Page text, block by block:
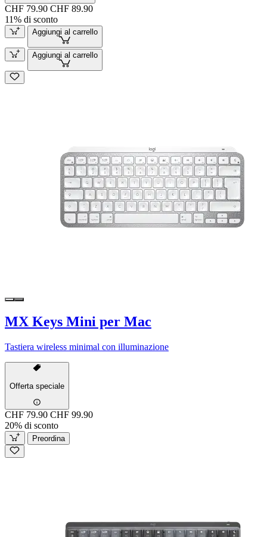
CHF 79.90 CHF 89.90
11% di sconto
Aggiungi al carrello
Aggiungi al carrello
MX Keys Mini per Mac
Tastiera wireless minimal con illuminazione
Offerta speciale
CHF 79.90 CHF 99.90
20% di sconto
Preordina